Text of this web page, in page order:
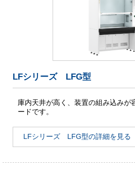
LFシリーズ LFG型
庫内天井が高く、装置の組み込みが
ードです。
LFシリーズ LFG型の詳細を見る